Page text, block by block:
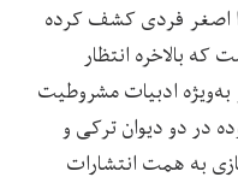
را اصغر فردی کشف کرده
بالاخره انتظار
ادبیات مشروطیت
در دو دیوان ترکی و
به همت انتشارات